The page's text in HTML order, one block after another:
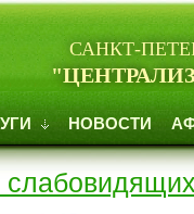
САНКТ-
НОВОСТИ
слабовидящих